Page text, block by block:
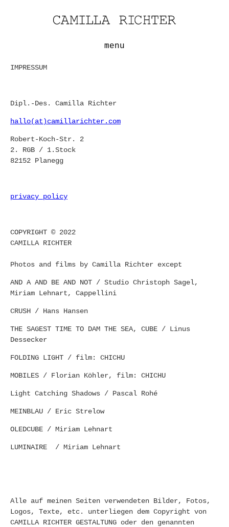
menu
IMPRESSUM
Dipl.-Des. Camilla Richter
hallo(at)camillarichter.com
Robert-Koch-Str. 2
2. RGB / 1.Stock
82152 Planegg
privacy policy
COPYRIGHT © 2022
CAMILLA RICHTER
Photos and films by Camilla Richter except
AND A AND BE AND NOT / Studio Christoph Sagel,
Miriam Lehnart, Cappellini
CRUSH / Hans Hansen
THE SAGEST TIME TO DAM THE SEA, CUBE / Linus
Dessecker
FOLDING LIGHT / film: CHICHU
MOBILES / Florian Köhler, film: CHICHU
Light Catching Shadows / Pascal Rohé
MEINBLAU / Eric Strelow
OLEDCUBE / Miriam Lehnart
LUMINAIRE / Miriam Lehnart
Alle auf meinen Seiten verwendeten Bilder, Fotos,
Logos, Texte, etc. unterliegen dem Copyright von
CAMILLA RICHTER GESTALTUNG oder den genannten